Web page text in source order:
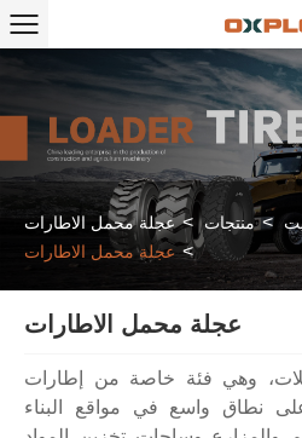
منتجات
عجلة محمل الاطارات
عجلة محمل الاطارات
عجلة محمل الاطارات
وهي فئة خاصة من إطارات
نطاق واسع في مواقع البناء